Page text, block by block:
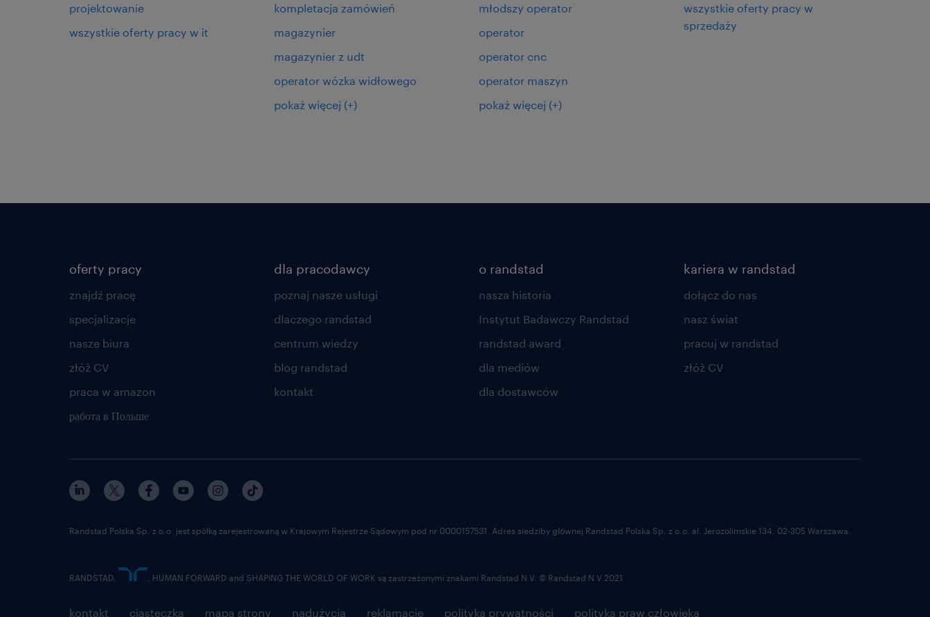
projektowanie
wszystkie oferty pracy w it
kompletacja zamówień
magazynier
magazynier z udt
operator wózka widłowego
pokaż więcej (+)
młodszy operator
operator
operator cnc
operator maszyn
pokaż więcej (+)
wszystkie oferty pracy w
sprzedaży
oferty pracy
znajdź pracę
specjalizacje
nasze biura
złóż CV
praca w amazon
работа в Польше
dla pracodawcy
poznaj nasze usługi
dlaczego randstad
centrum wiedzy
blog randstad
kontakt
o randstad
nasza historia
Instytut Badawczy Randstad
randstad award
dla mediów
dla dostawców
kariera w randstad
dołącz do nas
nasz świat
pracuj w randstad
złóż CV
kontakt ciasteczka mapa strony nadużycia reklamacje polityka prywatności polityka praw człowieka
Randstad Polska Sp. z o.o. jest spółką zarejestrowaną w Krajowym Rejestrze Sądowym pod nr 0000157531. Adres siedziby głównej Randstad Polska Sp. z o.o. al. Jerozolimskie 134, 02-305 Warszawa.
RANDSTAD, , HUMAN FORWARD and SHAPING THE WORLD OF WORK są zastrzeżonymi znakami Randstad N.V. © Randstad N.V 2021